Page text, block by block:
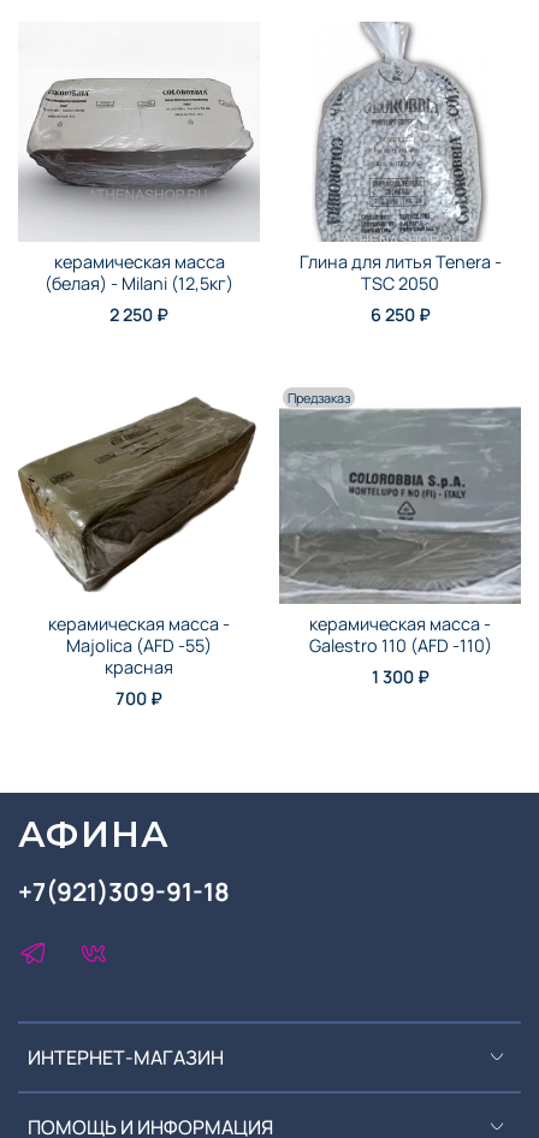
керамическая масса
(белая) - Milani (12,5кг)
2 250 ₽
Глина для литья Tenera -
TSC 2050
6 250 ₽
керамическая масса -
Majolica (AFD -55)
красная
700 ₽
Предзаказ
керамическая масса -
Galestro 110 (AFD -110)
1 300 ₽
ИНТЕРНЕТ-МАГАЗИН
ПОМОЩЬ И ИНФОРМАЦИЯ
+7(921)309-91-18
АФИНА